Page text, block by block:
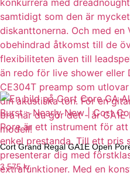
Cort Grand Regal GA1E Open
3 575kr